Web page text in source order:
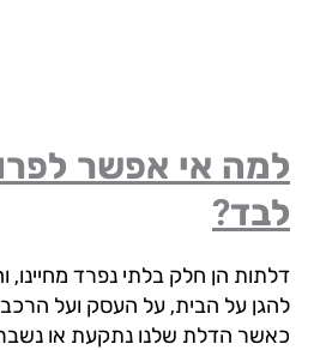
אי אפשר לפרוץ
הן חלק בלתי נפרד מחיינו, והן
על הבית, על העסק ועל הרכב
הדלת שלנו נתקעת או נשברת?